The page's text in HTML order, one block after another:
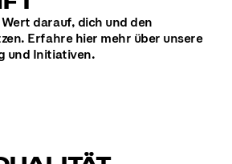
darauf, dich und den
Erfahre hier mehr über unsere
und Initiativen.